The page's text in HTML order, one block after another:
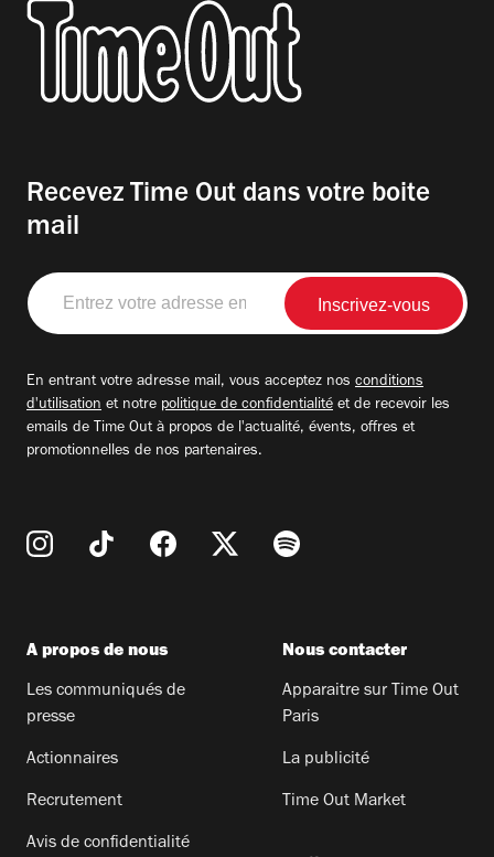
Recevez Time Out dans votre boite
mail
Entrez
votre
adresse
En entrant votre adresse mail, vous acceptez nos conditions
d'utilisation et notre politique de confidentialité et de recevoir les
emails de Time Out à propos de l'actualité, évents, offres et
promotionnelles de nos partenaires.
A propos de nous
Les communiqués de
presse
Actionnaires
Recrutement
Avis de confidentialité
Nous contacter
Apparaitre sur Time Out
Paris
La publicité
Time Out Market